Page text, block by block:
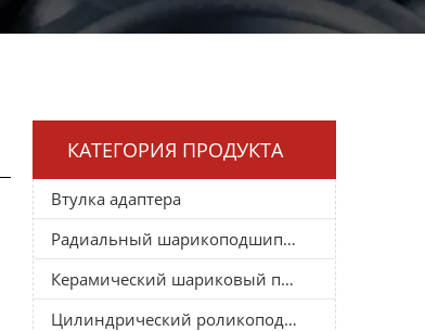
КАТЕГОРИЯ ПРОДУКТА
Втулка адаптера
Радиальный шарикоподшипник
Керамический шариковый подшипник
Цилиндрический роликоподшипник